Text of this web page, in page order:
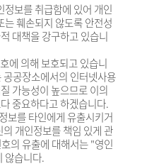
보를 취급함에 있어 개인
훼손되지 않도록 안전성
대책을 강구하고 있습니
에 의해 보호되고 있습니
공장소에서의 인터넷사용
가능성이 높으므로 이의
중요하다고 하겠습니다.
보를 타인에게 유출시키거
개인정보를 책임 있게 관
의 유출에 대해서는 "영인
않습니다.